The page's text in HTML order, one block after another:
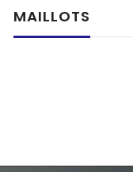
MAILLOTS